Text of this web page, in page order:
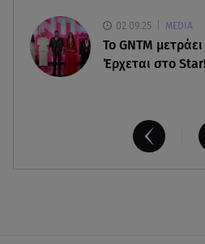
02.09.25 MEDIA
Το GNTM
Έρχεται στο Star!